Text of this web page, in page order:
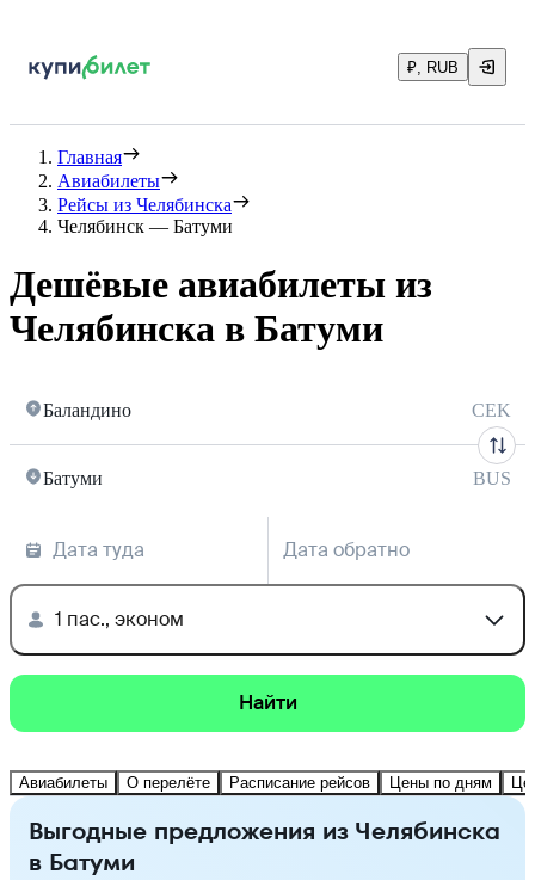
₽, RUB
Главная
Авиабилеты
Рейсы из Челябинска
Челябинск — Батуми
Дешёвые авиабилеты из
Челябинска в Батуми
Баландино CEK
Батуми BUS
Дата туда Дата обратно
1 пас., эконом
Найти
Авиабилеты О перелёте Расписание рейсов Цены по дням
Выгодные предложения из Челябинска
в Батуми